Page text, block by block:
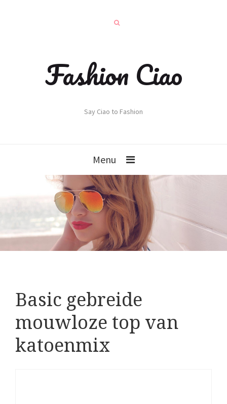
Fashion Ciao
Say Ciao to Fashion
Menu
Basic gebreide
mouwloze top van
katoenmix